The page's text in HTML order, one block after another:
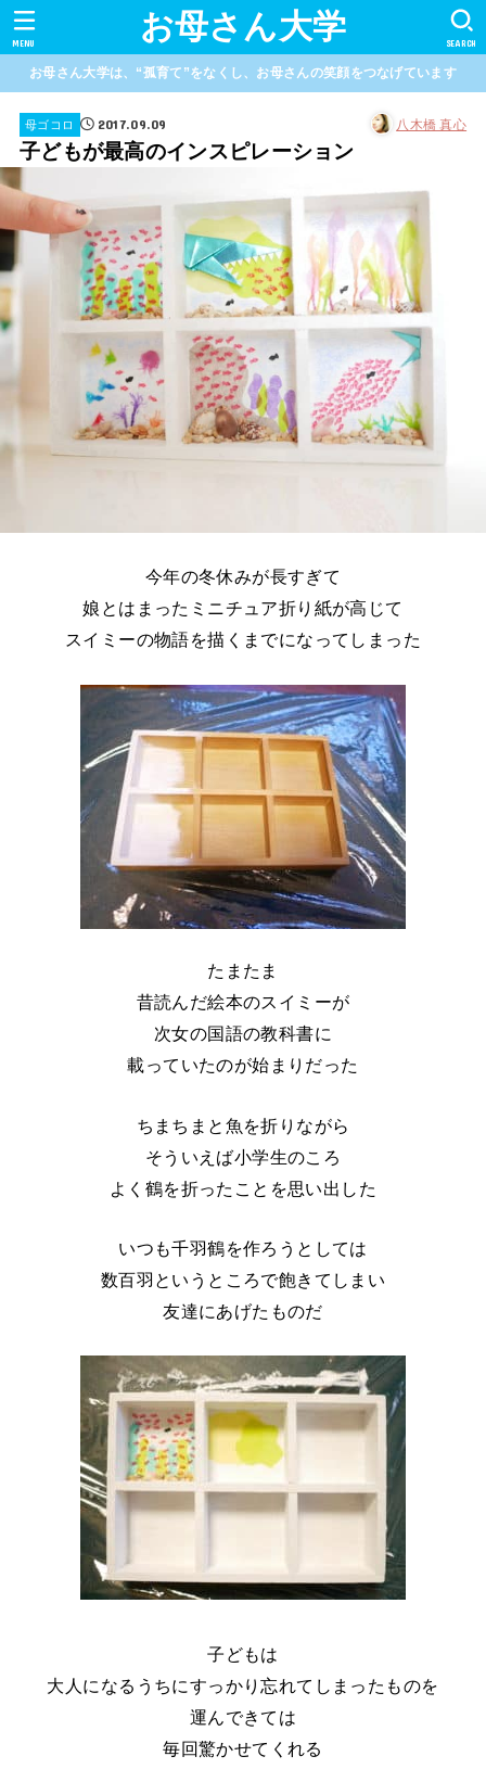
お母さん大学 SEARCH
MENU
お母さん大学は、“孤育て”をなくし、お母さんの笑顔をつなげています
母ゴコロ 2017.09.09 八木橋 真心
子どもが最高のインスピレーション
今年の冬休みが長すぎて
娘とはまったミニチュア折り紙が高じて
スイミーの物語を描くまでになってしまった
たまたま
昔読んだ絵本のスイミーが
次女の国語の教科書に
載っていたのが始まりだった
ちまちまと魚を折りながら
そういえば小学生のころ
よく鶴を折ったことを思い出した
いつも千羽鶴を作ろうとしては
数百羽というところで飽きてしまい
友達にあげたものだ
子どもは
大人になるうちにすっかり忘れてしまったものを
運んできては
毎回驚かせてくれる